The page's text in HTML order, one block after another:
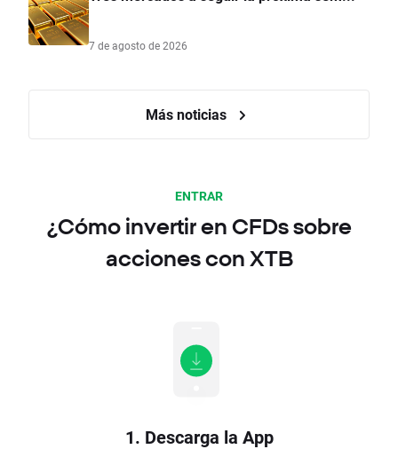
7 de agosto de 2026
Más noticias
ENTRAR
¿Cómo invertir en CFDs sobre
acciones con XTB
1. Descarga la App